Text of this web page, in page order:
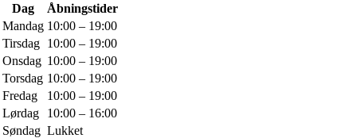
Dag
Åbningstider
Mandag 10:00 – 19:00
Tirsdag 10:00 – 19:00
Onsdag 10:00 – 19:00
Torsdag 10:00 – 19:00
Fredag
10:00 – 19:00
Lørdag
10:00 – 16:00
Søndag Lukket